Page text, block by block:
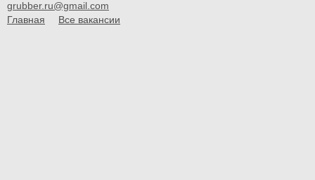
grubber.ru@gmail.com
Главная
Все вакансии